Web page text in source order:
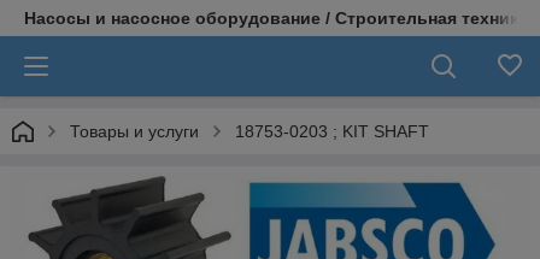
Насосы и насосное оборудование / Строительная техника
Товары и услуги 18753-0203 ; KIT SHAFT